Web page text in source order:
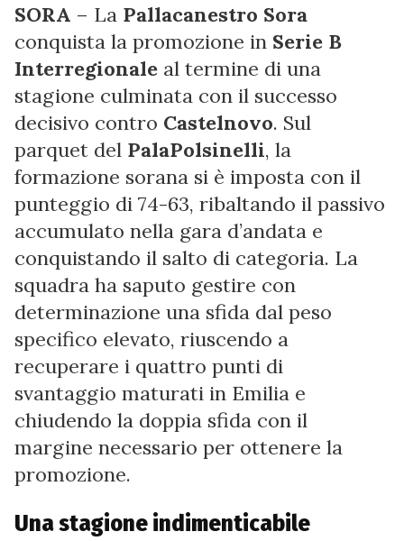
SORA – La Pallacanestro Sora
conquista la promozione in Serie B
Interregionale al termine di una
stagione culminata con il successo
decisivo contro Castelnovo. Sul
parquet del PalaPolsinelli, la
formazione sorana si è imposta con il
punteggio di 74-63, ribaltando il passivo
accumulato nella gara d’andata e
conquistando il salto di categoria. La
squadra ha saputo gestire con
determinazione una sfida dal peso
specifico elevato, riuscendo a
recuperare i quattro punti di
svantaggio maturati in Emilia e
chiudendo la doppia sfida con il
margine necessario per ottenere la
promozione.
Una stagione indimenticabile